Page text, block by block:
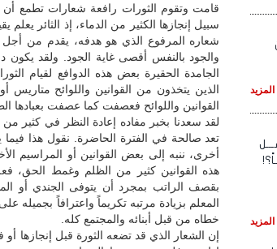
قامت وتقوم الثورات رافعة شعارات تطمع أن
سبيل إنجازها الكثير من الدماء، إذ الثائر يعلم
شعاره المرفوع الذي هو هدفه، يقدم من
والجود بالنفس أقصى غاية الجود. ولقد يكون
الجامدة الحقيرة بعض هذه الدوافع لقيام
الذين يتخذون من القوانين واللوائح
القوانين واللوائح فعصفت كما عصفت بعبادها
لقد سعدنا بخبر مفاده إعادة النظر في كثير
تعد صالحة في الفترة الحاضرة. نقول هذا فيما
أخرى، ننبه إلى بعض القوانين أو المراسيم
هذه القوانين كثير من الظلم وغمط الحق،
بقصف الراتب بمجرد أن يتوفى الجندي أو
المعلم بزيادة مرتبه تكريماً واعترافاً بجميله
خطاه من قبل أبنائه والمجتمع كله.
إن الشعار الذي قد تضعه الثورة قبل إنجازها أو
المزيد
المزيد